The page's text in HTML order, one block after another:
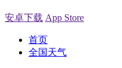
安卓下载 App Store
首页
全国天气